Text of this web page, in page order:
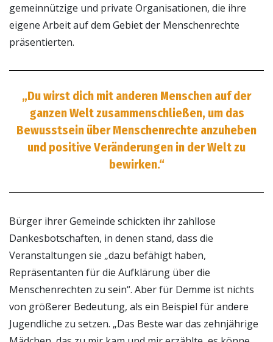
gemeinnützige und private Organisationen, die ihre
eigene Arbeit auf dem Gebiet der Menschenrechte
präsentierten.
„Du wirst dich mit anderen Menschen auf der
ganzen Welt zusammenschließen, um das
Bewusstsein über Menschenrechte anzuheben
und positive Veränderungen in der Welt zu
bewirken.“
Bürger ihrer Gemeinde schickten ihr zahllose
Dankesbotschaften, in denen stand, dass die
Veranstaltungen sie „dazu befähigt haben,
Repräsentanten für die Aufklärung über die
Menschenrechten zu sein“. Aber für Demme ist nichts
von größerer Bedeutung, als ein Beispiel für andere
Jugendliche zu setzen. „Das Beste war das zehnjährige